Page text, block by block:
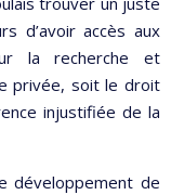
d’avoir accès aux
la recherche et
privée, soit le droit
injustifiée de la
développement de